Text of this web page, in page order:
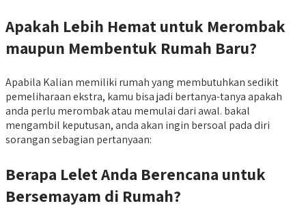
Apakah Lebih Hemat untuk Merombak
maupun Membentuk Rumah Baru?
Apabila Kalian memiliki rumah yang membutuhkan sedikit
pemeliharaan ekstra, kamu bisa jadi bertanya-tanya apakah
anda perlu merombak atau memulai dari awal. bakal
mengambil keputusan, anda akan ingin bersoal pada diri
sorangan sebagian pertanyaan:
Berapa Lelet Anda Berencana untuk
Bersemayam di Rumah?